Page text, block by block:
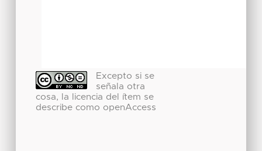
Excepto si se
señala otra
cosa, la licencia del ítem se
describe como openAccess